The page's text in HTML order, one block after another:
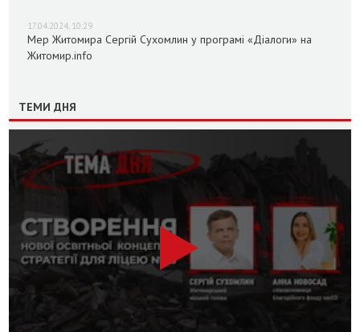
17.04.2024, 10:29
Мер Житомира Сергій Сухомлин у програмі «Діалоги» на
Житомир.info
ТЕМИ ДНЯ